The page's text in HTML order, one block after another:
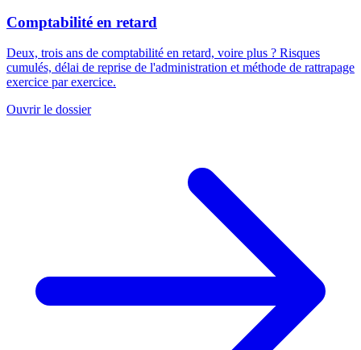
Comptabilité en retard
Deux, trois ans de comptabilité en retard, voire plus ? Risques
cumulés, délai de reprise de l'administration et méthode de rattrapage
exercice par exercice.
Ouvrir le dossier